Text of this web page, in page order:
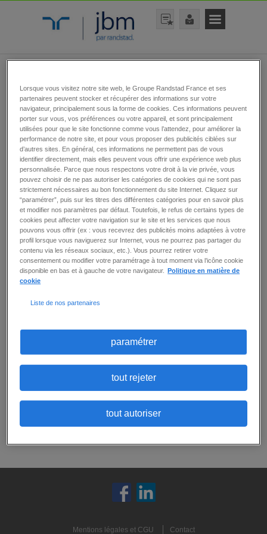
Toutes nos offres
d’emplois
à tous vos critères.
créer une alerte email
à ces critères, ouenvoyer votre candidature
candidature spontanée
créer une alerte
rechercher une offre
rechercher
Mentions légales et CGU Contact
Lorsque vous visitez notre site web, le Groupe Randstad France et ses
partenaires peuvent stocker et récupérer des informations sur votre
navigateur, principalement sous la forme de cookies. Ces informations peuvent
porter sur vous, vos préférences ou votre appareil, et sont principalement
utilisées pour que le site fonctionne comme vous l’attendez, pour améliorer la
performance de notre site, et pour vous proposer des publicités ciblées sur
d’autres sites. En général, ces informations ne permettent pas de vous
identifier directement, mais elles peuvent vous offrir une expérience web plus
personnalisée. Parce que nous respectons votre droit à la vie privée, vous
pouvez choisir de ne pas autoriser les catégories de cookies qui ne sont pas
strictement nécessaires au bon fonctionnement du site Internet. Cliquez sur
“paramétrer”, puis sur les titres des différentes catégories pour en savoir plus
et modifier nos paramètres par défaut. Toutefois, le refus de certains types de
cookies peut affecter votre navigation sur le site et les services que nous
pouvons vous offrir (ex : vous recevrez des publicités moins adaptées à votre
profil lorsque vous naviguerez sur Internet, vous ne pourrez pas partager du
contenu via les réseaux sociaux, etc.). Vous pourrez retirer votre
consentement ou modifier votre paramétrage à tout moment via l’icône cookie
disponible en bas et à gauche de votre navigateur.
Politique en matière de
cookie
Liste de nos partenaires
paramétrer
tout rejeter
tout autoriser